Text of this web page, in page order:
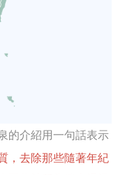
的介紹用一句話表示
，去除那些隨著年紀